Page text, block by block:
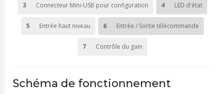
3 Connecteur Mini-USB pour configuration 4 LED d'état
5 Entrée haut niveau 6 Entrée / Sortie télécommande
7 Contrôle du gain
Schéma de fonctionnement